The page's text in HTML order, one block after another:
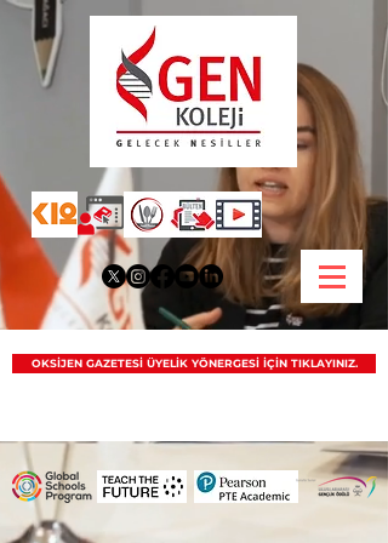
OKSİJEN GAZETESİ ÜYELİK YÖNERGESİ İÇİN TIKLAYINIZ.